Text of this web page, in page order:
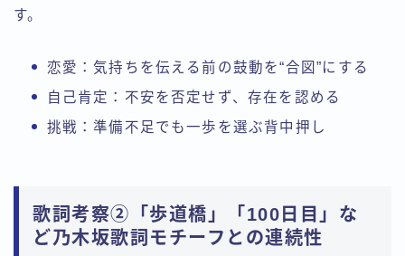
す。
恋愛：気持ちを伝える前の鼓動を“合図”にする
自己肯定：不安を否定せず、存在を認める
挑戦：準備不足でも一歩を選ぶ背中押し
歌詞考察②「歩道橋」「100日目」な
ど乃木坂歌詞モチーフとの連続性